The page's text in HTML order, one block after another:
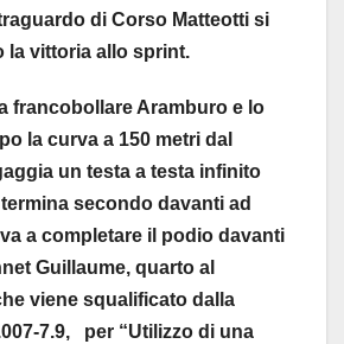
di Corso Matteotti si
la vittoria allo sprint.
francobollare Aramburo e lo
la curva a 150 metri dal
un testa a testa infinito
secondo davanti ad
a completare il podio davanti
Guillaume, quarto al
viene squalificato dalla
7.9, per “Utilizzo di una